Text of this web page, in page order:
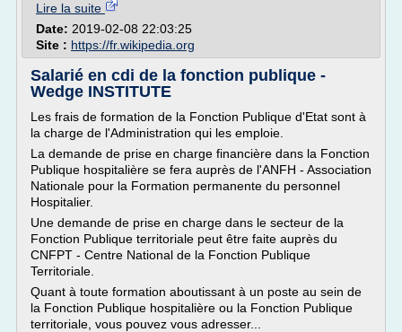
Lire la suite
Date: 2019-02-08 22:03:25
Site : https://fr.wikipedia.org
Salarié en cdi de la fonction publique -
Wedge INSTITUTE
Les frais de formation de la Fonction Publique d'Etat sont à
la charge de l'Administration qui les emploie.
La demande de prise en charge financière dans la Fonction
Publique hospitalière se fera auprès de l'ANFH - Association
Nationale pour la Formation permanente du personnel
Hospitalier.
Une demande de prise en charge dans le secteur de la
Fonction Publique territoriale peut être faite auprès du
CNFPT - Centre National de la Fonction Publique
Territoriale.
Quant à toute formation aboutissant à un poste au sein de
la Fonction Publique hospitalière ou la Fonction Publique
territoriale, vous pouvez vous adresser...